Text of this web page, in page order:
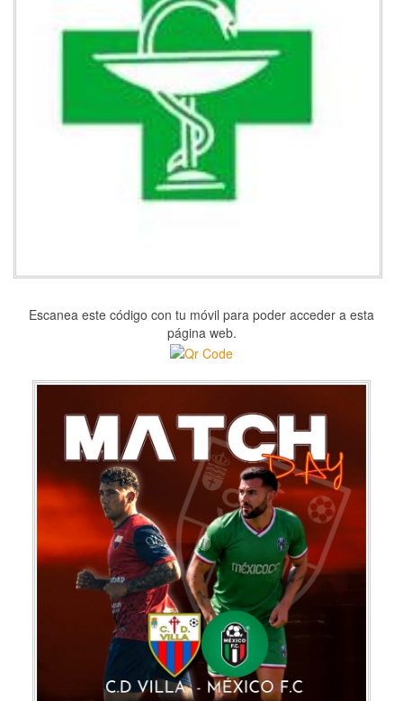
Escanea este código con tu móvil para poder acceder a esta
página web.